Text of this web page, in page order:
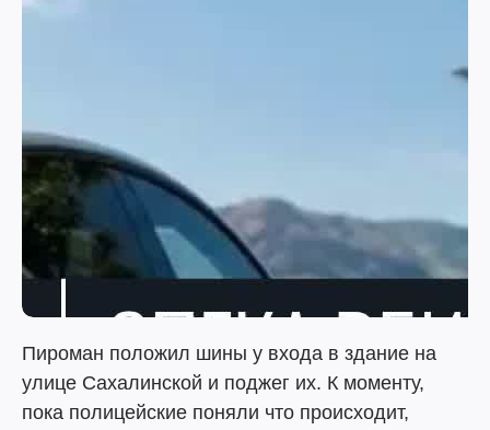
Пироман положил шины у входа в здание на
улице Сахалинской и поджег их. К моменту,
пока полицейские поняли что происходит,